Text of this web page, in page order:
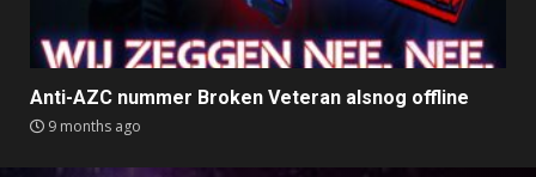
Anti-AZC nummer Broken Veteran alsnog offline
9 months ago